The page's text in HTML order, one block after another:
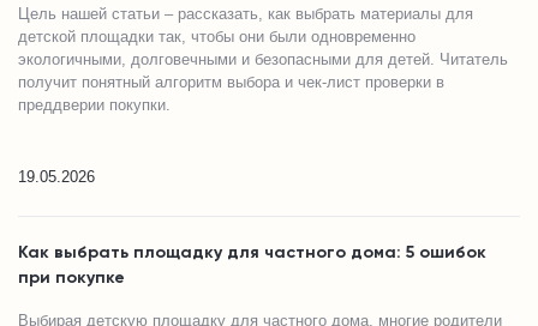
Цель нашей статьи – рассказать, как выбрать материалы для
детской площадки так, чтобы они были одновременно
экологичными, долговечными и безопасными для детей. Читатель
получит понятный алгоритм выбора и чек-лист проверки в
преддверии покупки.
19.05.2026
Как выбрать площадку для частного дома: 5 ошибок
при покупке
Выбирая детскую площадку для частного дома, многие родители